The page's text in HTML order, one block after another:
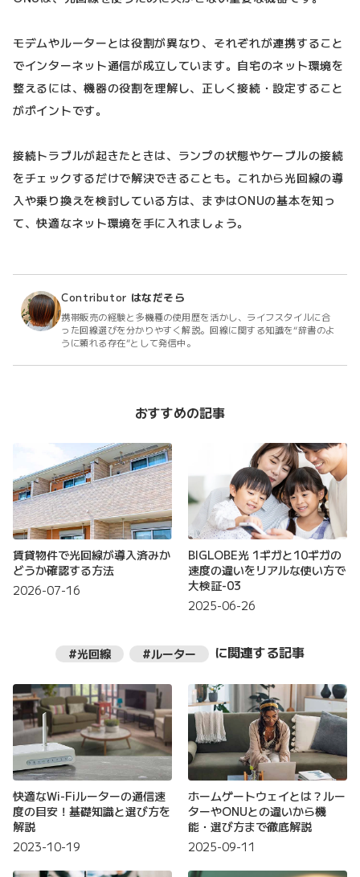
モデムやルーターとは役割が異なり、それぞれが連携すること
でインターネット通信が成立しています。自宅のネット環境を
整えるには、機器の役割を理解し、正しく接続・設定すること
がポイントです。
接続トラブルが起きたときは、ランプの状態やケーブルの接続
をチェックするだけで解決できることも。これから光回線の導
入や乗り換えを検討している方は、まずはONUの基本を知っ
て、快適なネット環境を手に入れましょう。
Contributor はなだそら
携帯販売の経験と多機種の使用歴を活かし、ライフスタイルに合
った回線選びを分かりやすく解説。回線に関する知識を“辞書のよ
うに頼れる存在”として発信中。
おすすめの記事
賃貸物件で光回線が導入済みか
どうか確認する方法
2026-07-16
BIGLOBE光 1ギガと10ギガの
速度の違いをリアルな使い方で
大検証-03
2025-06-26
#光回線 #ルーター に関連する記事
快適なWi-Fiルーターの通信速
度の目安！基礎知識と選び方を
解説
2023-10-19
ホームゲートウェイとは？ルー
ターやONUとの違いから機
能・選び方まで徹底解説
2025-09-11